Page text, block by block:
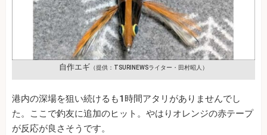
自作エギ （提供：TSURINEWSライター・田村昭人）
港内の深場を狙い続けるも1時間アタリがありませんでし
た。ここで釣友に追加のヒット。やはりオレンジの赤テープ
が反応が良さそうです。